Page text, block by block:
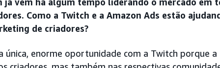
Como a Twitch e a Amazon Ads estão
de criadores?
única, enorme oportunidade com a Twitch porque